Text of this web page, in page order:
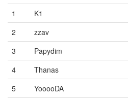
1
K1
2
zzav
3
Papydim
4
Thanas
5
YooooDA